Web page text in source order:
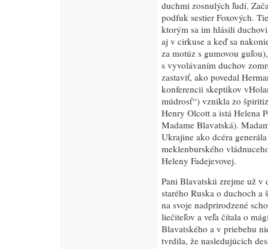
duchmi zosnulých ľudí.
podfuk sestier Foxových.
ktorým sa im hlásili
aj v cirkuse a keď sa
za motúz s gumovou
s vyvolávaním duchov
zastaviť, ako povedal
konferencii skeptikov
múdrosť“) vznikla zo
Henry Olcott a istá Helena
Madame Blavatská).
Ukrajine ako dcéra
meklenburského
Heleny Fadejevovej.
Pani Blavatskú zrejme už v
starého Ruska o duchoch a
na svoje nadprirodzené
liečiteľov a veľa čítala o
Blavatského a v priebehu
tvrdila, že nasledujúcich